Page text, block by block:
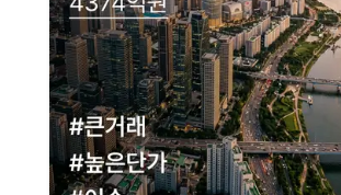
현재 네이버 지도 연결이 원활하지 않아 지도를
이용에 불편을 드려 죄송합니다.
다시 시도